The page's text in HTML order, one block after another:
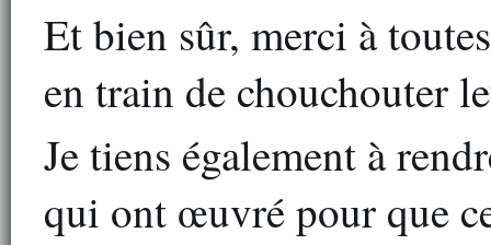
Et bien sûr, merci à
en train de chouchouter
Je tiens également à
qui ont œuvré pour que